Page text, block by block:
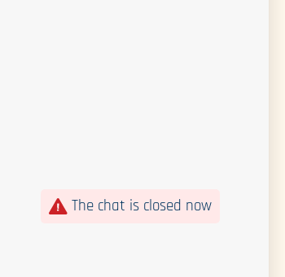
The chat is closed now